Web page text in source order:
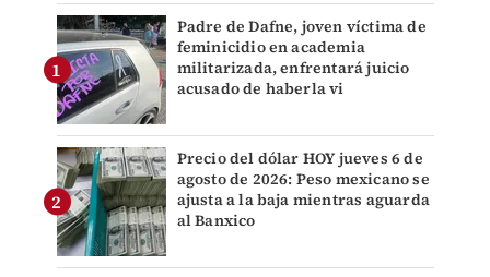
Padre de Dafne, joven víctima de
feminicidio en academia
militarizada, enfrentará juicio
acusado de haberla vi
Precio del dólar HOY jueves 6 de
agosto de 2026: Peso mexicano se
ajusta a la baja mientras aguarda
al Banxico